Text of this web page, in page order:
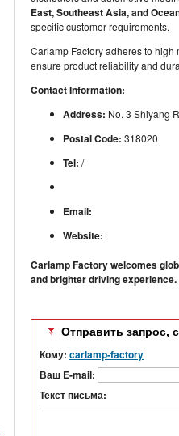
East, Southeast Asia, and
specific customer requirements.
Carlamp Factory adheres to
ensure product reliability and
Contact Information:
Address: No. 3 Shiyang
Postal Code: 318020
Tel: /
Email:
Website:
Carlamp Factory welcomes
and brighter driving experience.
Отправить запрос,
Кому: carlamp-factory
Ваш E-mail:
Текст письма: